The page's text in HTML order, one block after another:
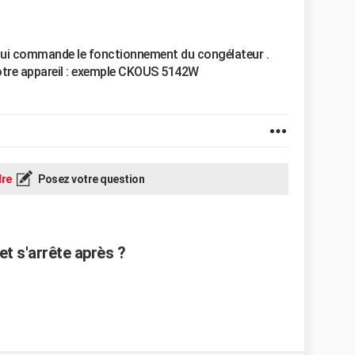
commande le fonctionnement du congélateur .
appareil : exemple CKOUS 5142W
Posez votre question
s'arrête après ?